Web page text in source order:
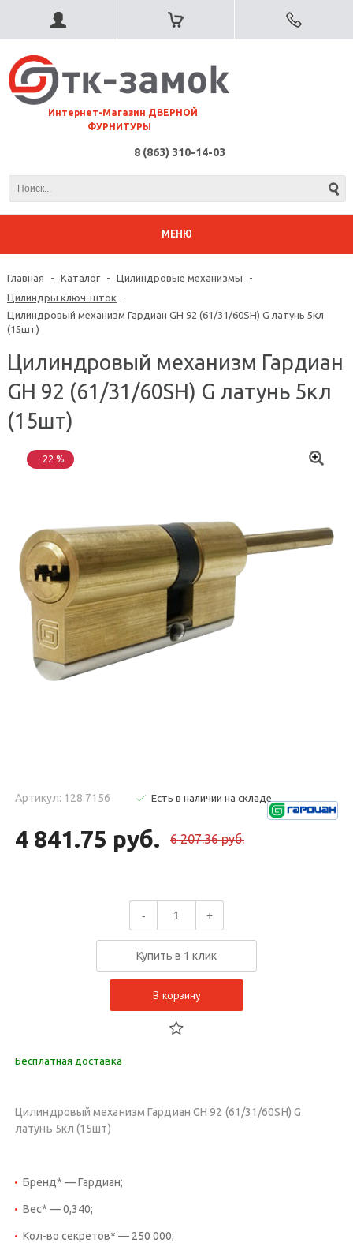
⠀Интернет-Магазин ДВЕРНОЙ
ФУРНИТУРЫ
8 (863) 310-14-03
МЕНЮ
Главная - Каталог - Цилиндровые механизмы
-
Цилиндры ключ-шток
-
Цилиндровый механизм Гардиан GH 92 (61/31/60SH) G латунь 5кл
(15шт)
Цилиндровый механизм Гардиан
GH 92 (61/31/60SH) G латунь 5кл
(15шт)
- 22 %
Артикул: 128:7156 Есть в наличии на складе
4 841.75 руб. 6 207.36 руб.
- +
Купить в 1 клик
В корзину
Бесплатная доставка
Цилиндровый механизм Гардиан GH 92 (61/31/60SH) G
латунь 5кл (15шт)
Бренд* — Гардиан;
Вес* — 0,340;
Кол-во секретов* — 250 000;